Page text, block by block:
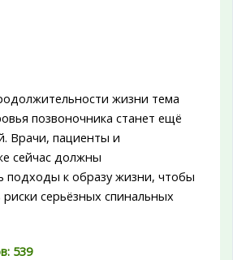
жизни тема
позвоночника станет ещё
Врачи, пациенты и
сейчас должны
подходы к образу жизни, чтобы
серьёзных спинальных
539